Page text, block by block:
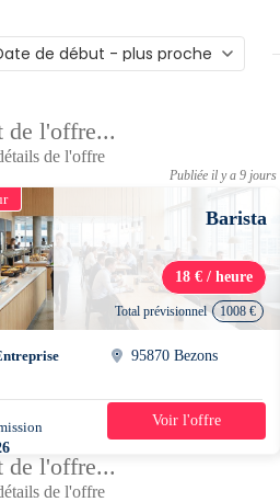
de l'offre...
de l'offre
Publiée il y a 9 jours
Barista
18 € / heure
Total prévisionnel 1008 €
95870 Bezons
2 semaines
Voir l'offre
de l'offre...
de l'offre